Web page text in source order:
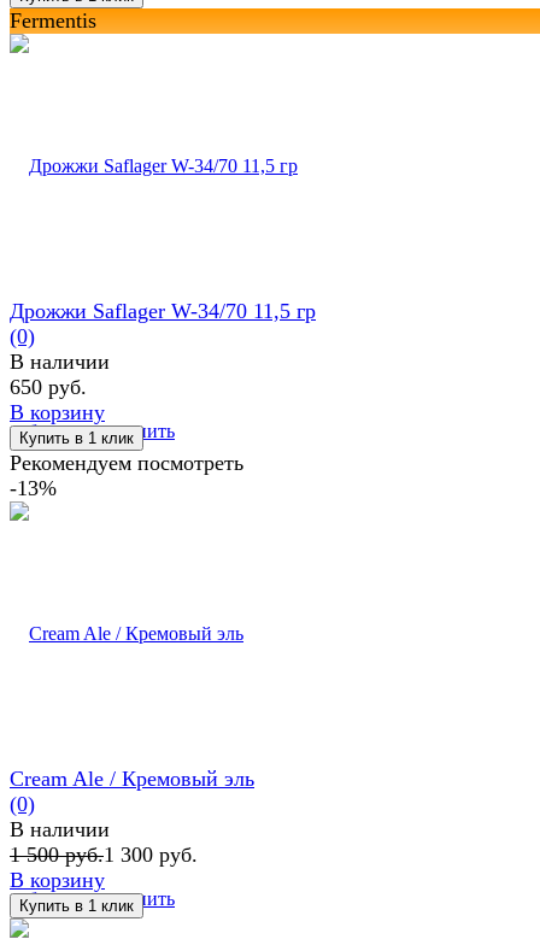
Fermentis
избранное сравнить
Дрожжи Saflager W-34/70 11,5 гр
(0)
В наличии
650 руб.
В корзину
Рекомендуем посмотреть
-13%
избранное сравнить
Cream Ale / Кремовый эль
(0)
В наличии
1 500 руб.1 300 руб.
В корзину